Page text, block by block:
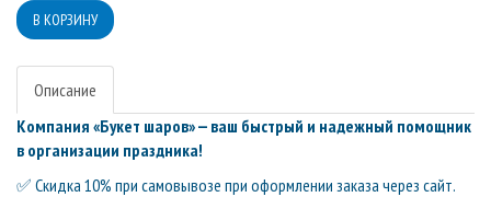
Описание
Компания «Букет шаров» — ваш быстрый и надежный помощник
в организации праздника!
✅ Скидка 10% при самовывозе при оформлении заказа через сайт.